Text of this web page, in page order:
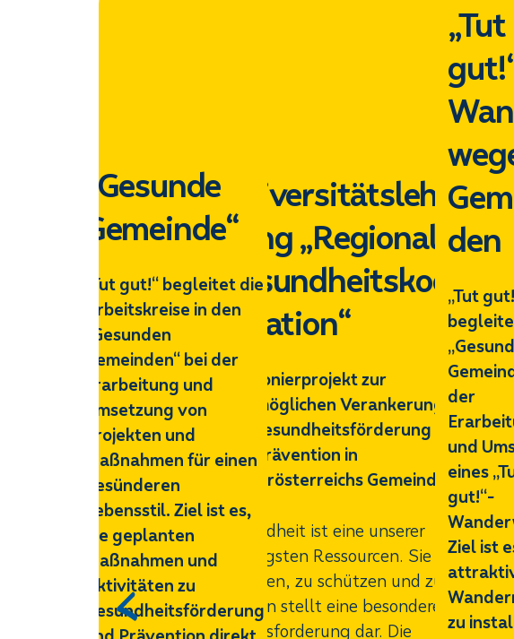
„Gesunde
Gemeinde“
„Tut gut!“ begleitet die
Arbeitskreise in den
„Gesunden
Gemeinden“ bei der
Erarbeitung und
Umsetzung von
Projekten und
Maßnahmen für einen
gesünderen
Lebensstil. Ziel ist es,
die geplanten
Maßnahmen und
Aktivitäten zu
Gesundheitsförderung
Universitätslehr
gang „Regionale
Gesundheitskoor
dination“
Ein Pionierprojekt zur
bestmöglichen Verankerung
der Gesundheitsförderung
und Prävention in
Niederösterreichs Gemeinden.
Gesundheit ist eine unserer
wichtigsten Ressourcen. Sie zu
erhalten, zu schützen und zu
fördern stellt eine besondere
Herausforderung dar. Die
„Tut
den
„Tut
der
und
eines
gut!“-
Ziel ist
zu